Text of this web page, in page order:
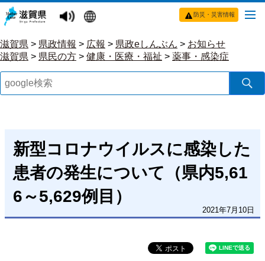
防災・災害情報
滋賀県 > 県政情報 > 広報 > 県政eしんぶん > お知らせ
滋賀県 > 県民の方 > 健康・医療・福祉 > 薬事・感染症
新型コロナウイルスに感染した
患者の発生について（県内5,61
6～5,629例目）
2021年7月10日